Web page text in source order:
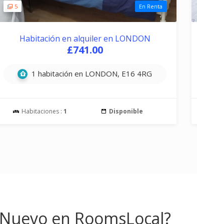
5 En Renta
Habitación en alquiler en LONDON
£741.00
1 habitación en LONDON, E16 4RG
Habitaciones :1 Disponible
Nuevo en RoomsLocal?